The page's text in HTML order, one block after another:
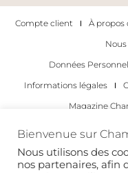
Compte client À
Données
Informations légales
Magazine
Les occasions pour
Bienvenue sur
Nous utilisons des
nos partenaires, afin